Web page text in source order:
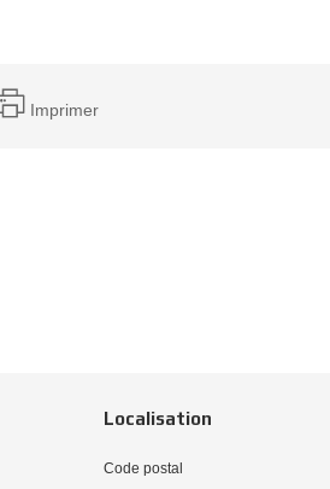
Imprimer
Localisation
Code postal